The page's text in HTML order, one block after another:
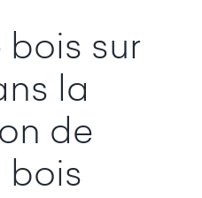
sur
la
de
bois